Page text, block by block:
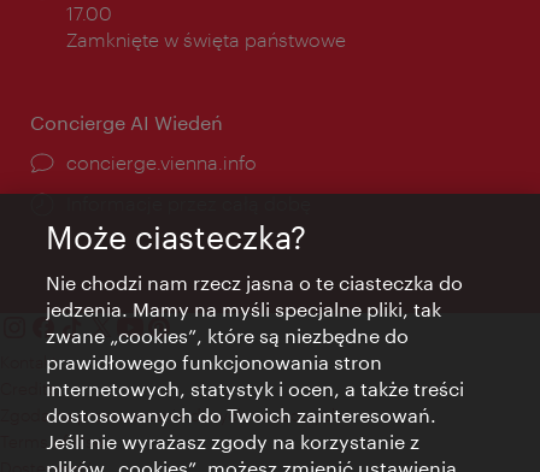
otwarcia:
17.00
Zamknięte w święta państwowe
Concierge AI Wiedeń
concierge.vienna.info
Kontakt
Credits
Zgoda na przetwarzanie danych osobowych
Terms of Use
Może ciasteczka?
Nie chodzi nam rzecz jasna o te ciasteczka do
jedzenia. Mamy na myśli specjalne pliki, tak
zwane „cookies”, które są niezbędne do
prawidłowego funkcjonowania stron
internetowych, statystyk i ocen, a także treści
dostosowanych do Twoich zainteresowań.
Jeśli nie wyrażasz zgody na korzystanie z